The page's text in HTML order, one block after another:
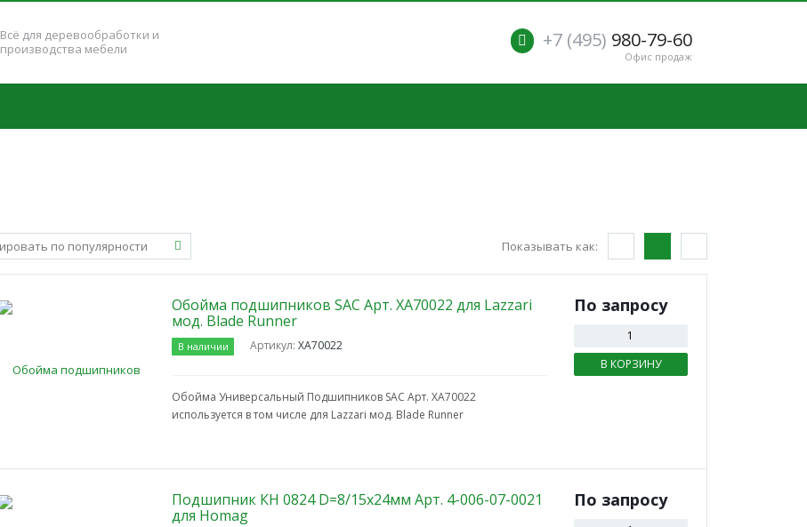
Всё для деревообработки и
производства мебели
+7 (495) 980-79-60
Офис продаж
Показывать как:
Обойма подшипников SAC Арт. ХА70022 для Lazzari
мод. Blade Runner
В наличии Артикул:ХА70022
Обойма Универсальный Подшипников SAC Арт. ХА70022
используется в том числе для Lazzari мод. Blade Runner
По запросу
В КОРЗИНУ
Подшипник КН 0824 D=8/15х24мм Арт. 4-006-07-0021
для Homag
По запросу